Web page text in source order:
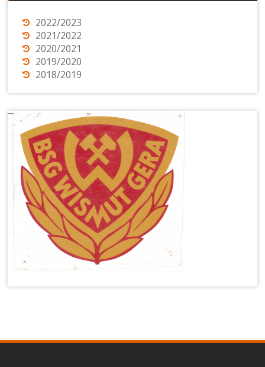
2022/2023
2021/2022
2020/2021
2019/2020
2018/2019